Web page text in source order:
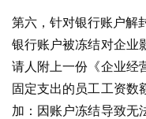
第六，针对银行账户解
银行账户被冻结对企业
请人附上一份《企业经
固定支出的员工工资数
加：因账户冻结导致无